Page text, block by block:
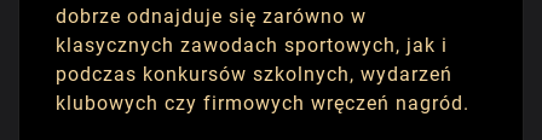
dobrze odnajduje się zarówno w
klasycznych zawodach sportowych, jak i
podczas konkursów szkolnych, wydarzeń
klubowych czy firmowych wręczeń nagród.